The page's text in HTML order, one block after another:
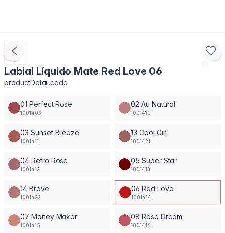
Labial Líquido Mate Red Love 06
productDetail.code
01 Perfect Rose
1001409
02 Au Natural
1001410
03 Sunset Breeze
1001411
13 Cool Girl
1001421
04 Retro Rose
1001412
05 Super Star
1001413
14 Brave
1001422
06 Red Love
1001414
07 Money Maker
1001415
08 Rose Dream
1001416